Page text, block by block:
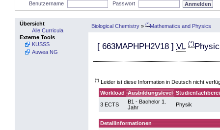
Benutzername Passwort
Übersicht
Alle Curricula
Externe Tools
KUSSS
Auwea NG
Biological Chemistry » (*)Mathematics and Physics
[ 663MAPHPH2V18 ] VL (*)
(*) Leider ist diese Information in Deutsch nicht
Workload Ausbildungslevel
3 ECTS
B1 - Bachelor 1.
Jahr
Physik
Detailinformationen